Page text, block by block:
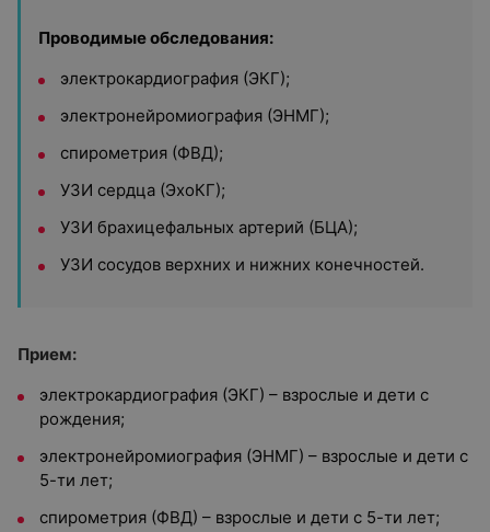
Проводимые обследования:
электрокардиография (ЭКГ);
электронейромиография (ЭНМГ);
спирометрия (ФВД);
УЗИ сердца (ЭхоКГ);
УЗИ брахицефальных артерий (БЦА);
УЗИ сосудов верхних и нижних конечностей.
Прием:
электрокардиография (ЭКГ) – взрослые и дети с
рождения;
электронейромиография (ЭНМГ) – взрослые и дети с
5-ти лет;
спирометрия (ФВД) – взрослые и дети с 5-ти лет;